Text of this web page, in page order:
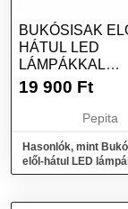
BUKÓSISAK
HÁTUL LED
LÁMPÁKKAL
RÓZSASZÍN M
19 900 Ft
Pepita
Hasonlók, mint
elől-hátul LED
RÓZSASZÍN M